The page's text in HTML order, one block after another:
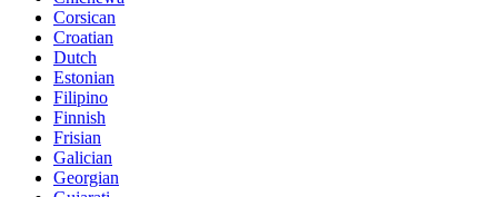
Corsican
Croatian
Dutch
Estonian
Filipino
Finnish
Frisian
Galician
Georgian